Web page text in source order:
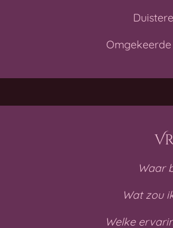
Waar
Wat zou
Welke